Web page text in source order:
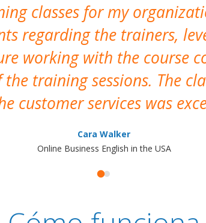
classes for my
regarding the trainers,
working with the course
training sessions. The
customer services was
Cara Walker
Online Business English in the USA